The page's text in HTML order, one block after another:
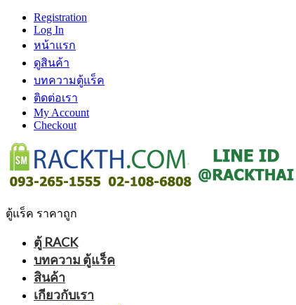
Registration
Log In
หน้าแรก
ดูสินค้า
บทความตู้แร็ค
ติดต่อเรา
My Account
Checkout
ตู้แร็ค ราคาถูก
ตู้ RACK
บทความ ตู้แร็ค
สินค้า
เกียวกับเรา